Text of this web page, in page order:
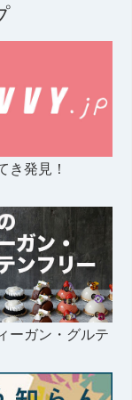
き発見！
ーガン・グルテ